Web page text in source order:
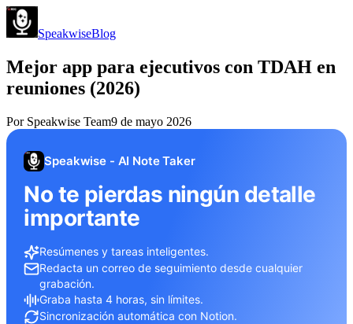
SpeakwiseBlog
Mejor app para ejecutivos con TDAH en
reuniones (2026)
Por Speakwise Team9 de mayo 2026
Speakwise - AI Note Taker
No te pierdas ningún detalle
importante
Resúmenes y tareas inteligentes.
Redacta un correo de seguimiento desde cualquier
grabación.
Graba hasta 4 horas, sin límites.
Sincronización automática con Notion.